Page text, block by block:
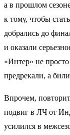
а в прошлом
к тому, чтобы
добрались до
и оказали
«Интер» не
предрекали, а
Впрочем,
подвиг в ЛЧ от
усилился в